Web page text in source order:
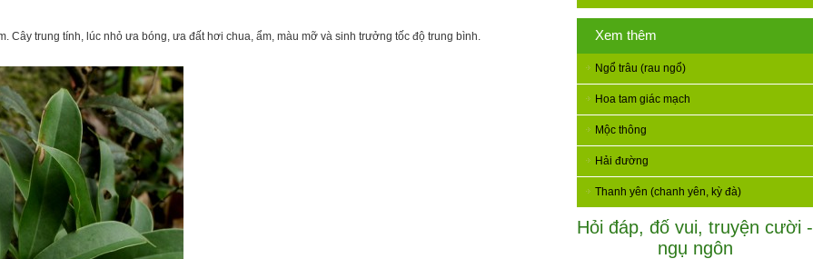
Xem thêm
Ngổ trâu (rau ngổ)
Hoa tam giác mạch
Mộc thông
Hải đường
Thanh yên (chanh yên, kỳ đà)
Hỏi đáp, đố vui, truyện cười -
ngụ ngôn
Cây trung tính, lúc nhỏ ưa bóng, ưa đất hơi chua, ẩm, màu mỡ và sinh trưởng tốc độ trung bình.